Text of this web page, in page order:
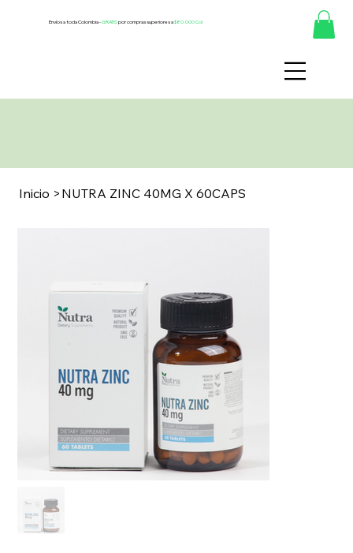
Envíos a toda Colombia -GRATISpor compras superiores a$80.000 Col
Inicio > NUTRA ZINC 40MG X 60CAPS